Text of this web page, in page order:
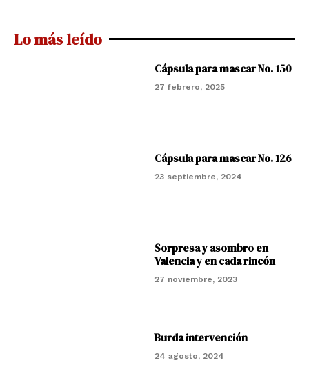
Lo más leído
Cápsula para mascar No. 150
27 febrero, 2025
Cápsula para mascar No. 126
23 septiembre, 2024
Sorpresa y asombro en
Valencia y en cada rincón
27 noviembre, 2023
Burda intervención
24 agosto, 2024